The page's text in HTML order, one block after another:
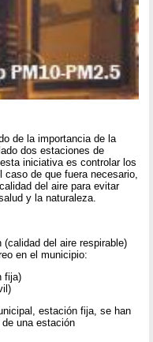
de la importancia de la
dos estaciones de
iniciativa es controlar los
de que fuera necesario,
del aire para evitar
y la naturaleza.
del aire respirable)
en el municipio:
fija)
estación fija, se han
una estación